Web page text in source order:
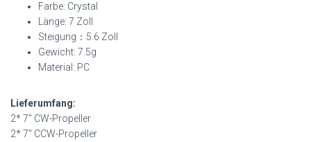
Farbe: Crystal
Länge: 7 Zoll
Steigung：5.6 Zoll
Gewicht: 7.5g
Material: PC
Lieferumfang:
2* 7″ CW-Propeller
2* 7″ CCW-Propeller